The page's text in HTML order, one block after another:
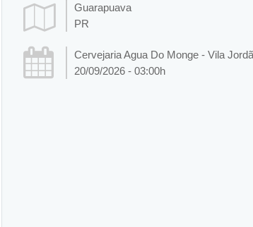
Guarapuava
PR
Cervejaria Agua Do Monge - Vila
20/09/2026 - 03:00h